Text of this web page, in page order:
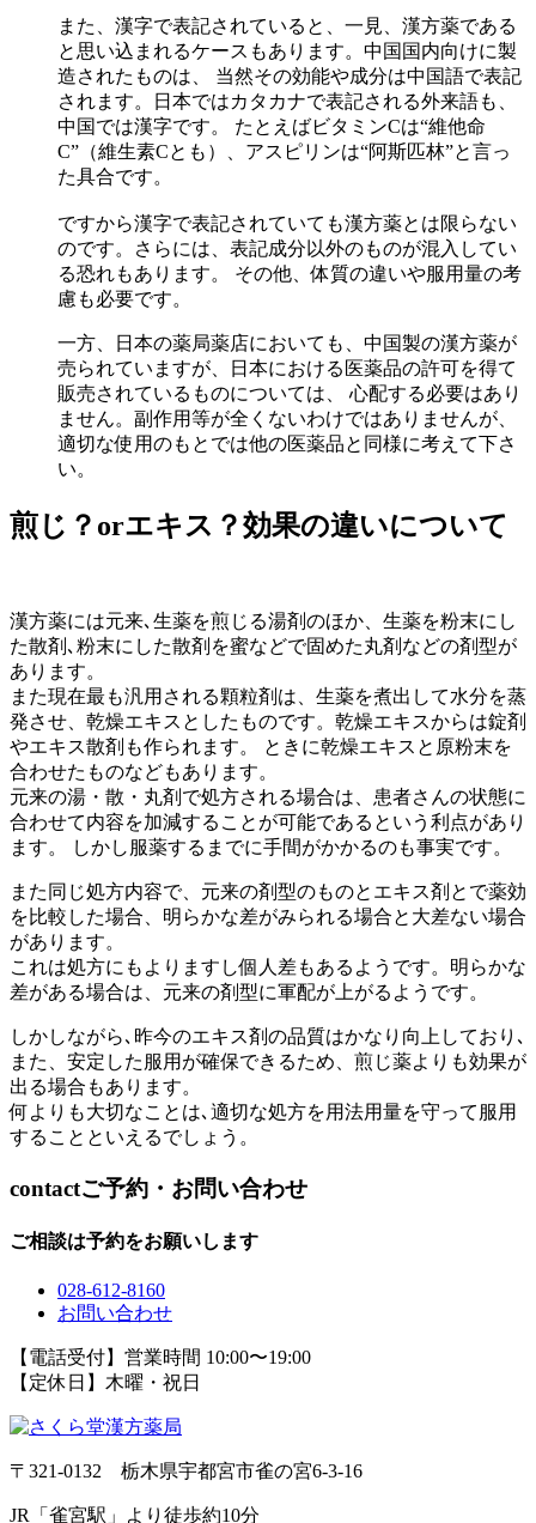
また、漢字で表記されていると、一見、漢方薬である
と思い込まれるケースもあります。中国国内向けに製
造されたものは、 当然その効能や成分は中国語で表記
されます。日本ではカタカナで表記される外来語も、
中国では漢字です。 たとえばビタミンCは“維他命
C”（維生素Cとも）、アスピリンは“阿斯匹林”と言っ
た具合です。
ですから漢字で表記されていても漢方薬とは限らない
のです。さらには、表記成分以外のものが混入してい
る恐れもあります。 その他、体質の違いや服用量の考
慮も必要です。
一方、日本の薬局薬店においても、中国製の漢方薬が
売られていますが、日本における医薬品の許可を得て
販売されているものについては、 心配する必要はあり
ません。副作用等が全くないわけではありませんが、
適切な使用のもとでは他の医薬品と同様に考えて下さ
い。
煎じ？orエキス？効果の違いについて
漢方薬には元来､生薬を煎じる湯剤のほか、生薬を粉末にし
た散剤､粉末にした散剤を蜜などで固めた丸剤などの剤型が
あります。
また現在最も汎用される顆粒剤は、生薬を煮出して水分を蒸
発させ、乾燥エキスとしたものです。乾燥エキスからは錠剤
やエキス散剤も作られます。 ときに乾燥エキスと原粉末を
合わせたものなどもあります。
元来の湯・散・丸剤で処方される場合は、患者さんの状態に
合わせて内容を加減することが可能であるという利点があり
ます。 しかし服薬するまでに手間がかかるのも事実です。
また同じ処方内容で、元来の剤型のものとエキス剤とで薬効
を比較した場合、明らかな差がみられる場合と大差ない場合
があります。
これは処方にもよりますし個人差もあるようです。明らかな
差がある場合は、元来の剤型に軍配が上がるようです。
しかしながら､昨今のエキス剤の品質はかなり向上しており､
また、安定した服用が確保できるため、煎じ薬よりも効果が
出る場合もあります。
何よりも大切なことは､適切な処方を用法用量を守って服用
することといえるでしょう。
contactご予約・お問い合わせ
ご相談は予約をお願いします
028-612-8160
お問い合わせ
【電話受付】営業時間 10:00〜19:00
【定休日】木曜・祝日
〒321-0132 栃木県宇都宮市雀の宮6-3-16
JR「雀宮駅」より徒歩約10分